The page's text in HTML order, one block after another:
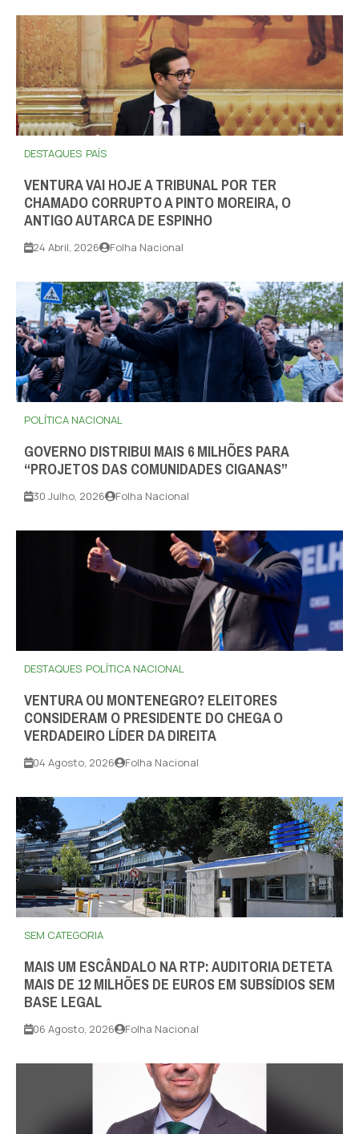
DESTAQUES PAÍS
VENTURA VAI HOJE A TRIBUNAL POR TER
CHAMADO CORRUPTO A PINTO MOREIRA, O
ANTIGO AUTARCA DE ESPINHO
24 Abril, 2026 Folha Nacional
POLÍTICA NACIONAL
GOVERNO DISTRIBUI MAIS 6 MILHÕES PARA
“PROJETOS DAS COMUNIDADES CIGANAS”
30 Julho, 2026 Folha Nacional
DESTAQUES POLÍTICA NACIONAL
VENTURA OU MONTENEGRO? ELEITORES
CONSIDERAM O PRESIDENTE DO CHEGA O
VERDADEIRO LÍDER DA DIREITA
04 Agosto, 2026 Folha Nacional
SEM CATEGORIA
MAIS UM ESCÂNDALO NA RTP: AUDITORIA DETETA
MAIS DE 12 MILHÕES DE EUROS EM SUBSÍDIOS SEM
BASE LEGAL
06 Agosto, 2026 Folha Nacional